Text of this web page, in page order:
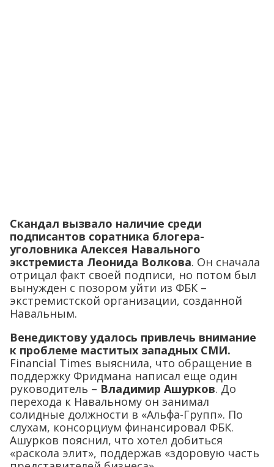
Скандал вызвало наличие среди
подписантов соратника блогера-
уголовника Алексея Навального
экстремиста Леонида Волкова. Он сначала
отрицал факт своей подписи, но потом был
вынужден с позором уйти из ФБК –
экстремистской организации, созданной
Навальным.
Венедиктову удалось привлечь внимание
к проблеме маститых западных СМИ.
Financial Times выяснила, что обращение в
поддержку Фридмана написал еще один
руководитель – Владимир Ашурков. До
перехода к Навальному он занимал
солидные должности в «Альфа-Групп». По
слухам, консорциум финансировал ФБК.
Ашурков пояснил, что хотел добиться
«раскола элит», поддержав «здоровую часть